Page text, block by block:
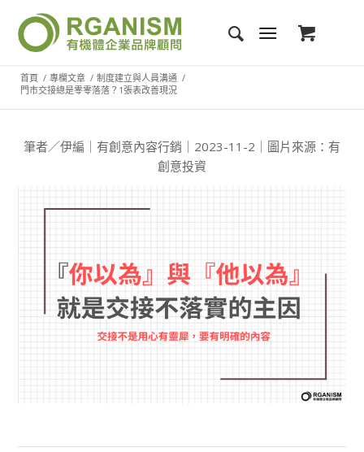
首頁 / 專欄文章 / 制度建立與人員溝通 /
門市交接總是零零落落？1張表改善現況
筆者／伊編｜有創意內容行銷｜2023-11-2｜圖片來源：有
創意投資